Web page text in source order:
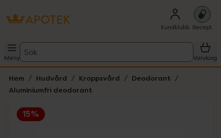
Kundklubb Recept
Meny
Sök
Varukorg
Hem Hudvård Kroppsvård
Deodorant
Aluminiumfri deodorant
15%